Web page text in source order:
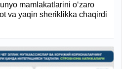
mamlakatlarini o‘zaro
va yaqin sheriklikka chaqirdi